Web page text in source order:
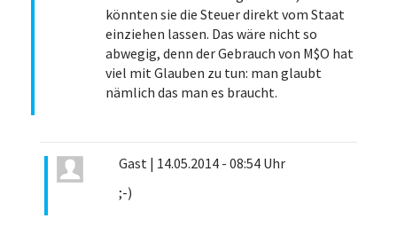
könnten sie die Steuer direkt vom Staat
einziehen lassen. Das wäre nicht so
abwegig, denn der Gebrauch von M$O hat
viel mit Glauben zu tun: man glaubt
nämlich das man es braucht.
Gast | 14.05.2014 - 08:54 Uhr
;-)